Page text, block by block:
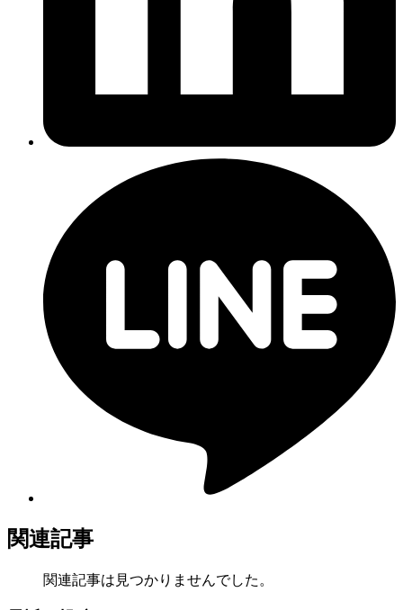
関連記事
関連記事は見つかりませんでした。